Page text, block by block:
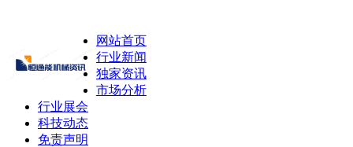
网站首页
行业新闻
独家资讯
市场分析
行业展会
科技动态
免责声明